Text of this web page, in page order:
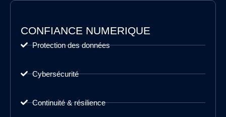
CONFIANCE NUMERIQUE
Protection des données
Cybersécurité
Continuité & résilience